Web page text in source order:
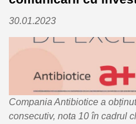
30.01.2023
Compania Antibiotice a
consecutiv, nota 10 în cadrul